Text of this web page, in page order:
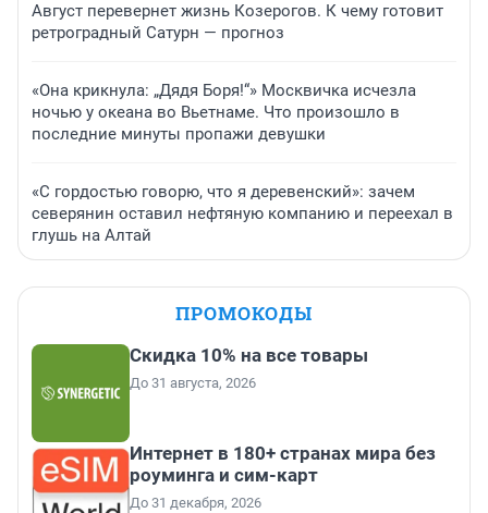
Август перевернет жизнь Козерогов. К чему готовит
ретроградный Сатурн — прогноз
«Она крикнула: „Дядя Боря!“» Москвичка исчезла
ночью у океана во Вьетнаме. Что произошло в
последние минуты пропажи девушки
«С гордостью говорю, что я деревенский»: зачем
северянин оставил нефтяную компанию и переехал в
глушь на Алтай
ПРОМОКОДЫ
Скидка 10% на все товары
До 31 августа, 2026
Интернет в 180+ странах мира без
роуминга и сим-карт
До 31 декабря, 2026